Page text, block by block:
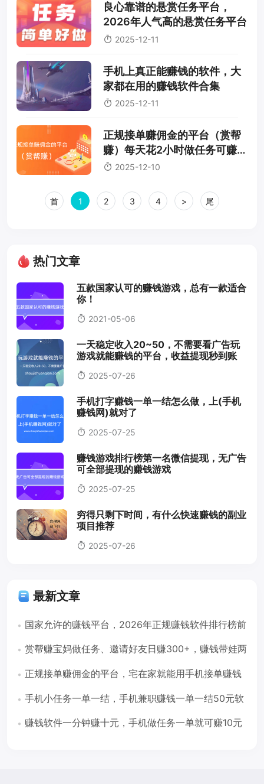
良心靠谱的悬赏任务平台，
2026年人气高的悬赏任务平台
2025-12-11
手机上真正能赚钱的软件，大
家都在用的赚钱软件合集
2025-12-11
正规接单赚佣金的平台（赏帮
赚）每天花2小时做任务可赚
50元2025-12-10
首 1 2 3 4 > 尾
热门文章
五款国家认可的赚钱游戏，总有一款适合
你！
2021-05-06
一天稳定收入20~50，不需要看广告玩
游戏就能赚钱的平台，收益提现秒到账
2025-07-26
手机打字赚钱一单一结怎么做，上(手机
赚钱网)就对了
2025-07-25
赚钱游戏排行榜第一名微信提现，无广告
可全部提现的赚钱游戏
2025-07-25
穷得只剩下时间，有什么快速赚钱的副业
项目推荐
2025-07-26
最新文章
国家允许的赚钱平台，2026年正规赚钱软件排行榜前
赏帮赚宝妈做任务、邀请好友日赚300+，赚钱带娃两
正规接单赚佣金的平台，宅在家就能用手机接单赚钱
手机小任务一单一结，手机兼职赚钱一单一结50元软
赚钱软件一分钟赚十元，手机做任务一单就可赚10元